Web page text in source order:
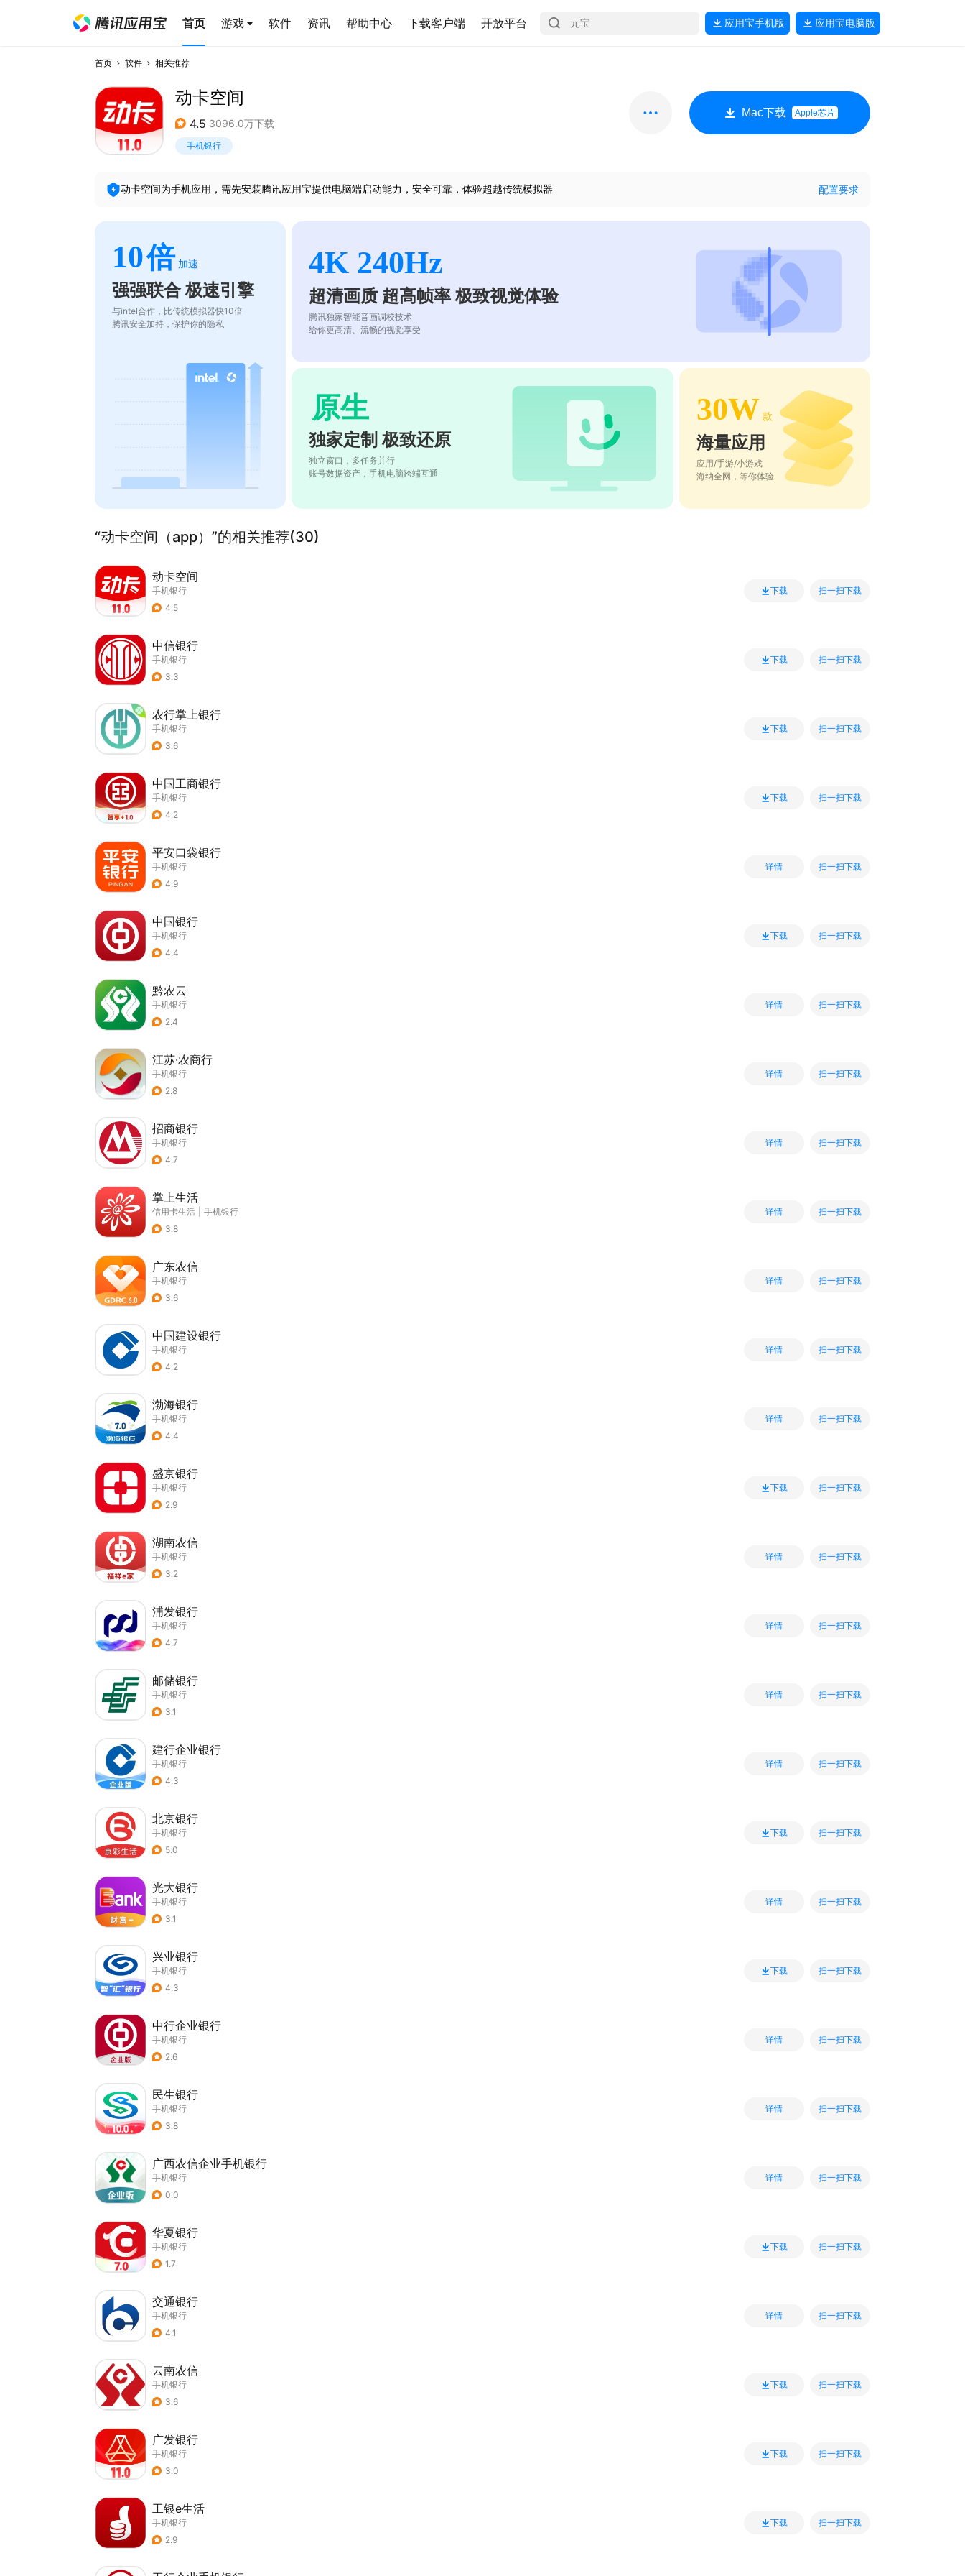
首页 游戏 软件 资讯 帮助中心 下载客户端 开放平台 应用宝手机版 应用宝电脑版
首页 软件 相关推荐
动卡空间
4.5 3096.0万下载
手机银行
Mac下载 Apple芯片
动卡空间为手机应用，需先安装腾讯应用宝提供电脑端启动能力，安全可靠，体验超越传统模拟器 配置要求
10倍 加速
强强联合 极速引擎
与intel合作，比传统模拟器快10倍
腾讯安全加持，保护你的隐私
4K 240Hz
超清画质 超高帧率 极致视觉体验
腾讯独家智能音画调校技术
给你更高清、流畅的视觉享受
原生
独家定制 极致还原
独立窗口，多任务并行
账号数据资产，手机电脑跨端互通
30W 款
海量应用
应用/手游/小游戏
海纳全网，等你体验
“动卡空间（app）”的相关推荐(30)
动卡空间
手机银行
4.5
下载 扫一扫下载
中信银行
手机银行
3.3
下载 扫一扫下载
农行掌上银行
手机银行
3.6
下载 扫一扫下载
中国工商银行
手机银行
4.2
下载 扫一扫下载
平安口袋银行
手机银行
4.9
详情 扫一扫下载
中国银行
手机银行
4.4
下载 扫一扫下载
黔农云
手机银行
2.4
详情 扫一扫下载
江苏·农商行
手机银行
2.8
详情 扫一扫下载
招商银行
手机银行
4.7
详情 扫一扫下载
掌上生活
信用卡生活
手机银行
3.8
详情 扫一扫下载
广东农信
手机银行
3.6
详情 扫一扫下载
中国建设银行
手机银行
4.2
详情 扫一扫下载
渤海银行
手机银行
4.4
详情 扫一扫下载
盛京银行
手机银行
2.9
下载 扫一扫下载
湖南农信
手机银行
3.2
详情 扫一扫下载
浦发银行
手机银行
4.7
详情 扫一扫下载
邮储银行
手机银行
3.1
详情 扫一扫下载
建行企业银行
手机银行
4.3
详情 扫一扫下载
北京银行
手机银行
5.0
下载 扫一扫下载
光大银行
手机银行
3.1
详情 扫一扫下载
兴业银行
手机银行
4.3
下载 扫一扫下载
中行企业银行
手机银行
2.6
详情 扫一扫下载
民生银行
手机银行
3.8
详情 扫一扫下载
广西农信企业手机银行
手机银行
0.0
详情 扫一扫下载
华夏银行
手机银行
1.7
下载 扫一扫下载
交通银行
手机银行
4.1
详情 扫一扫下载
云南农信
手机银行
3.6
下载 扫一扫下载
广发银行
手机银行
3.0
下载 扫一扫下载
工银e生活
手机银行
2.9
下载 扫一扫下载